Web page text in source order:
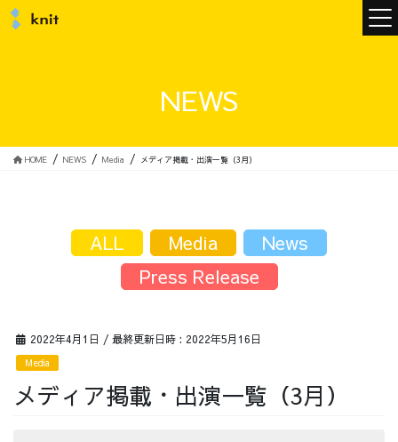
サービス
NEWS
HOME NEWS Media メディア掲載・出演一覧（3月）
2022年4月1日 / 最終更新日時 : 2022年5月16日
Media
メディア掲載・出演一覧（3月）
ALL Media
News
Press Release